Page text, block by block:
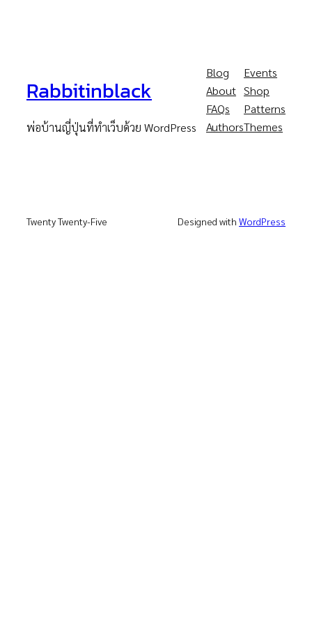
Rabbitinblack
พ่อบ้านญี่ปุ่นที่ทำเว็บด้วย WordPress
Blog
About
FAQs
Authors
Events
Shop
Patterns
Themes
Twenty Twenty-Five Designed with WordPress